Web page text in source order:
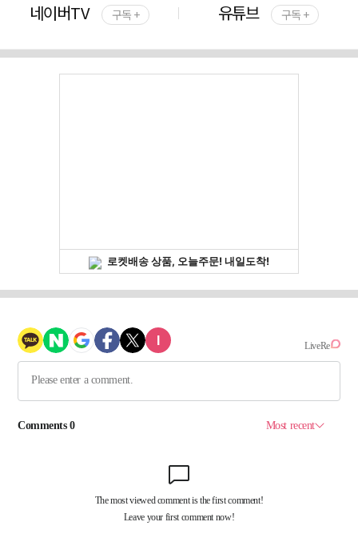
네이버TV 구독 + 유튜브 구독 +